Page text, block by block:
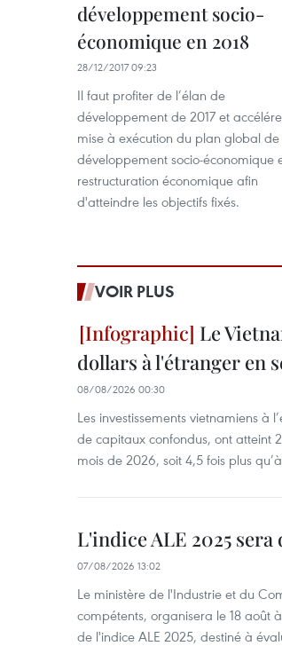
développement socio-
économique en 2018
28/12/2017 09:23
Il faut profiter de l’élan de
développement de 2017 et
mise à exécution du plan global de
développement socio-économique
restructuration économique afin
d'atteindre les objectifs fixés.
VOIR PLUS
Le
dollars à l'étranger en
08/08/2026 00:30
Les investissements vietnamiens à
de capitaux confondus, ont atteint
mois de 2026, soit 4,5 fois plus
L'indice ALE 2025 sera
07/08/2026 13:02
Le ministère de l'Industrie et du
compétents, organisera le 18 août
de l'indice ALE 2025, destiné à